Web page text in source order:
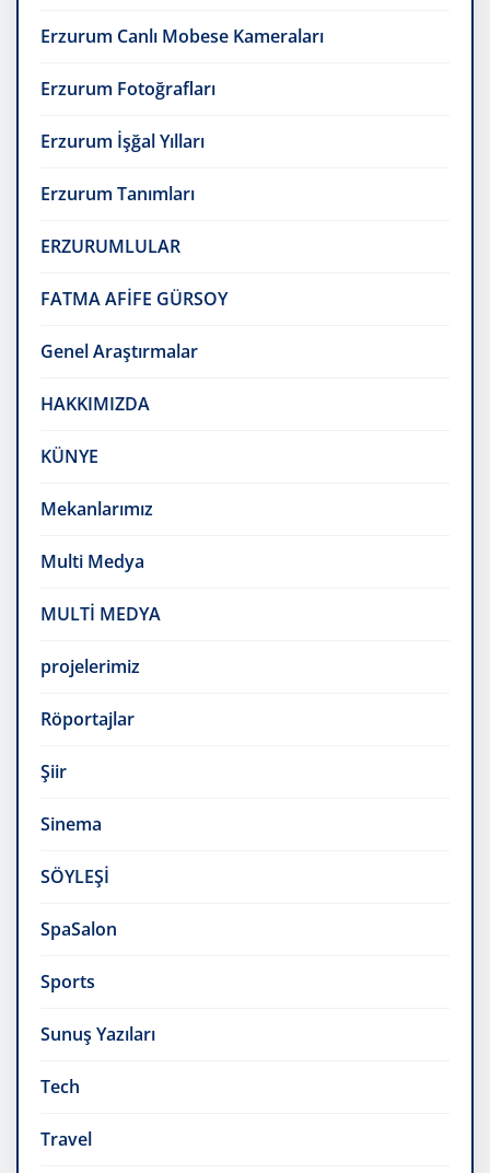
Erzurum Canlı Mobese Kameraları
Erzurum Fotoğrafları
Erzurum İşğal Yılları
Erzurum Tanımları
ERZURUMLULAR
FATMA AFİFE GÜRSOY
Genel Araştırmalar
HAKKIMIZDA
KÜNYE
Mekanlarımız
Multi Medya
MULTİ MEDYA
projelerimiz
Röportajlar
Şiir
Sinema
SÖYLEŞİ
SpaSalon
Sports
Sunuş Yazıları
Tech
Travel